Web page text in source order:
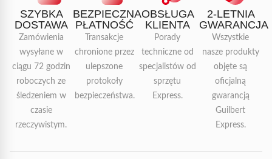
SZYBKA
DOSTAWA
Zamówienia
wysyłane w
ciągu 72 godzin
roboczych ze
śledzeniem w
czasie
rzeczywistym.
BEZPIECZNA
PŁATNOŚĆ
Transakcje
chronione przez
ulepszone
protokoły
bezpieczeństwa.
OBSŁUGA
KLIENTA
Porady
techniczne od
specjalistów od
sprzętu
Express.
2-LETNIA
GWARANCJA
Wszystkie
nasze produkty
objęte są
oficjalną
gwarancją
Guilbert
Express.